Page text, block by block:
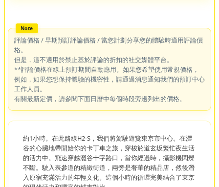
評論價格 / 早期預訂評論價格 / 當您計劃分享您的體驗時適用評論價
格。
但是，這不適用於禁止基於評論的折扣的社交媒體平台。
**評論價格在線上預訂期間自動應用。如果您希望使用常規價格，
例如，如果您想保持體驗的機密性，請通過消息通知我們的預訂中心
工作人員。
有關最新定價，請參閱下面日曆中每個時段旁邊列出的價格。
約1小時。在此路線H2-S，我們將駕駛遊覽東京市中心。在澀
谷的心臟地帶開始你的卡丁車之旅，穿梭於道玄坂繁忙夜生活
的活力中。飛速穿越澀谷十字路口，當你經過時，攝影機閃爍
不斷。駛入表參道的精緻街道，兩旁是奢華的精品店，然後潛
入原宿充滿活力的年輕文化。這個小時的循環完美結合了東京